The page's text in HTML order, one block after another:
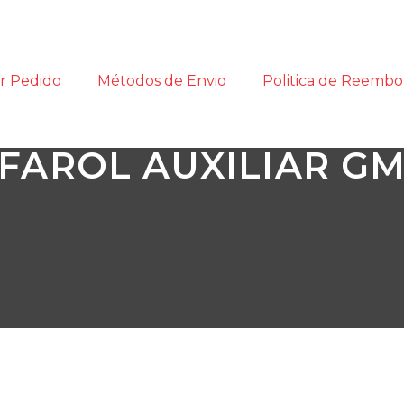
Pedido Métodos de Envio Politica de
FAROL AUXILIAR GM